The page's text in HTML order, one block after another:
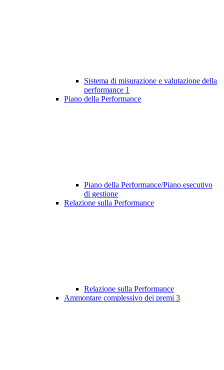
Sistema di misurazione e valutazione della
performance 1
Piano della Performance
Piano della Performance/Piano esecutivo
di gestione
Relazione sulla Performance
Relazione sulla Performance
Ammontare complessivo dei premi 3